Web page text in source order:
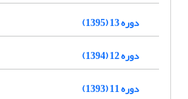
دوره 13 (1395)
دوره 12 (1394)
دوره 11 (1393)